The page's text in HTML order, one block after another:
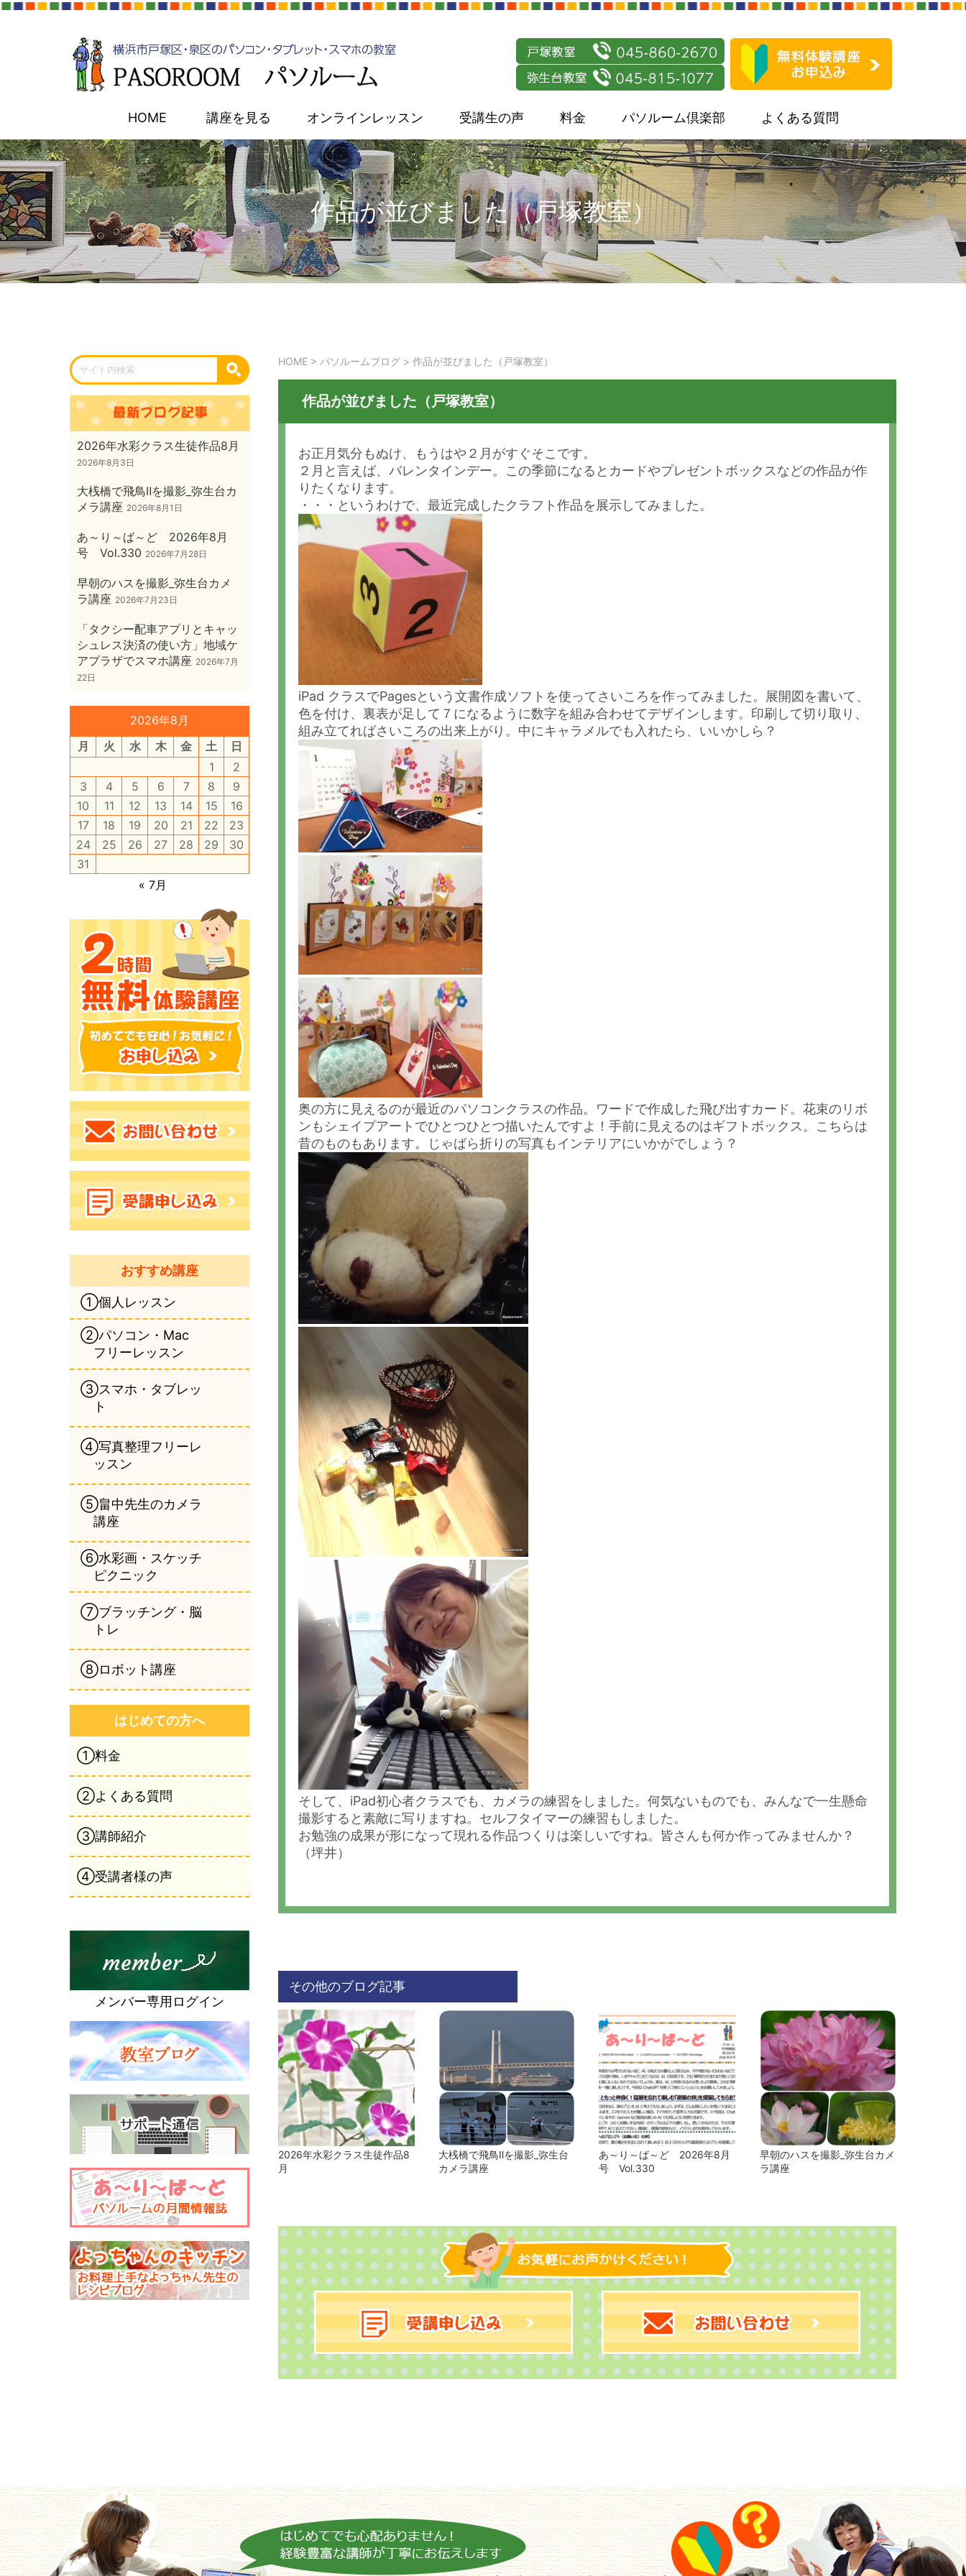
HOME 講座を見る オンラインレッスン 受講生の声 料金 パソルーム倶楽部 よくある質問
作品が並びました（戸塚教室）
HOME > パソルームブログ > 作品が並びました（戸塚教室）
作品が並びました（戸塚教室）
お正月気分もぬけ、もうはや２月がすぐそこです。
２月と言えば、バレンタインデー。この季節になるとカードやプレゼントボックスなどの作品が作
りたくなります。
・・・というわけで、最近完成したクラフト作品を展示してみました。
iPad クラスでPagesという文書作成ソフトを使ってさいころを作ってみました。展開図を書いて、
色を付け、裏表が足して７になるように数字を組み合わせてデザインします。印刷して切り取り、
組み立てればさいころの出来上がり。中にキャラメルでも入れたら、いいかしら？
奥の方に見えるのが最近のパソコンクラスの作品。ワードで作成した飛び出すカード。花束のリボ
ンもシェイプアートでひとつひとつ描いたんですよ！手前に見えるのはギフトボックス。こちらは
昔のものもあります。じゃばら折りの写真もインテリアにいかがでしょう？
そして、iPad初心者クラスでも、カメラの練習をしました。何気ないものでも、みんなで一生懸命
撮影すると素敵に写りますね。セルフタイマーの練習もしました。
お勉強の成果が形になって現れる作品つくりは楽しいですね。皆さんも何か作ってみませんか？
（坪井）
その他のブログ記事
2026年水彩クラス生徒作品8
月
大桟橋で飛鳥Ⅱを撮影_弥生台
カメラ講座
あ～り～ば～ど 2026年8月
号 Vol.330
早朝のハスを撮影_弥生台カメ
ラ講座
2026年水彩クラス生徒作品8月
2026年8月3日
大桟橋で飛鳥Ⅱを撮影_弥生台カ
メラ講座 2026年8月1日
あ～り～ば～ど 2026年8月
号 Vol.330 2026年7月28日
早朝のハスを撮影_弥生台カメ
ラ講座 2026年7月23日
「タクシー配車アプリとキャッ
シュレス決済の使い方」地域ケ
アプラザでスマホ講座 2026年7月
22日
2026年8月
月
火 水 木 金 土
日
1
2
3
4 5 6 7 8
9
10
11 12 13 14 15
16
17
18 19 20 21 22
23
24
25 26 27 28 29
30
31
« 7月
おすすめ講座
①個人レッスン
②パソコン・Mac
フリーレッスン
③スマホ・タブレッ
ト
④写真整理フリーレ
ッスン
⑤畠中先生のカメラ
講座
⑥水彩画・スケッチ
ピクニック
⑦ブラッチング・脳
トレ
⑧ロボット講座
はじめての方へ
①料金
②よくある質問
③講師紹介
④受講者様の声
メンバー専用ログイン